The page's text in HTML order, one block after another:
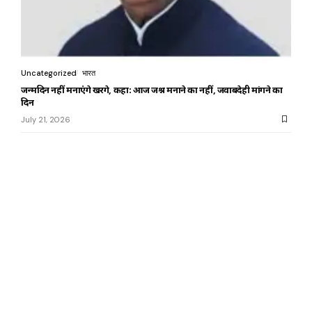
Uncategorized भारत
जन्मदिन नहीं मनाएंगे खरगे, कहा: आज जश्न मनाने का नहीं, जवाबदेही मांगने का
दिन
July 21, 2026